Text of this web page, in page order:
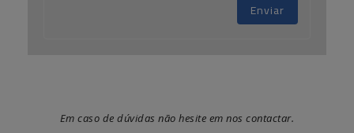
Enviar
Em caso de dúvidas não hesite em nos contactar.